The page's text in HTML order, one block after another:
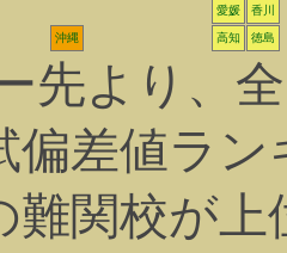
愛媛 香川
沖縄 高知 徳島
先より、
偏差値ラ
難関校が